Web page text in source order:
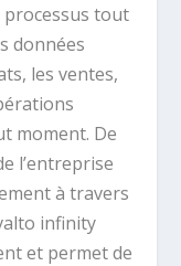
tout
données
les ventes,
moment. De
l’entreprise
à travers
infinity
et permet de